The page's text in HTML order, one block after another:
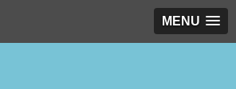
MENU